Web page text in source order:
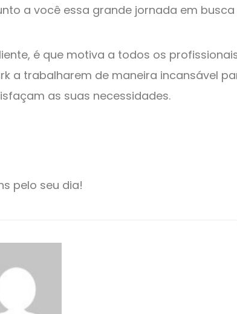
a você essa grande jornada em
é que motiva a todos os
a trabalharem de maneira incansável
as suas necessidades.
pelo seu dia!